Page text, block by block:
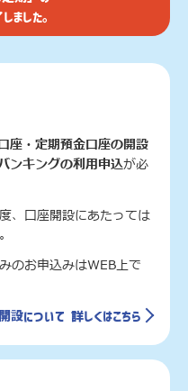
ました。
座・定期預金口座の開設
ンキングの利用申込が必
、口座開設にあたっては
のお申込みはWEB上で
設について 詳しくはこちら